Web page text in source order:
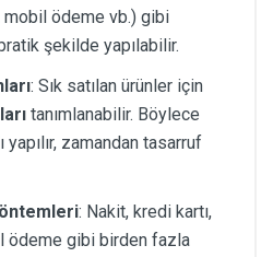
mobil ödeme vb.) gibi
şekilde yapılabilir.
: Sık satılan ürünler için
tanımlanabilir. Böylece
yapılır, zamandan tasarruf
: Nakit, kredi kartı,
ödeme gibi birden fazla